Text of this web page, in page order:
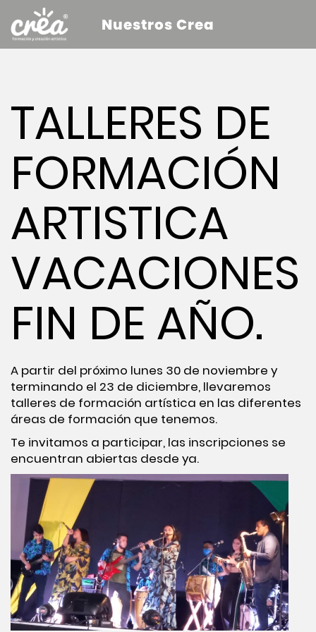
Nuestros Crea
TALLERES DE
FORMACIÓN
ARTISTICA
VACACIONES
FIN DE AÑO.
A partir del próximo lunes 30 de noviembre y
terminando el 23 de diciembre, llevaremos
talleres de formación artística en las diferentes
áreas de formación que tenemos.
Te invitamos a participar, las inscripciones se
encuentran abiertas desde ya.